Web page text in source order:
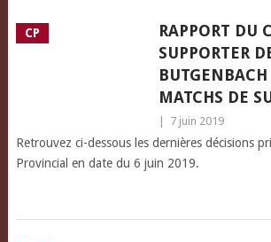
CP
RAPPORT DU
SUPPORTER
MATCHS DE
7 juin 2019
Retrouvez ci-dessous les dernières décisions
Provincial en date du 6 juin 2019.